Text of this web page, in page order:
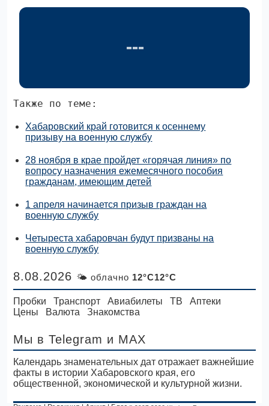
Также по теме:
Хабаровский край готовится к осеннему
призыву на военную службу
28 ноября в крае пройдет «горячая линия» по
вопросу назначения ежемесячного пособия
гражданам, имеющим детей
1 апреля начинается призыв граждан на
военную службу
Четыреста хабаровчан будут призваны на
военную службу
8.08.2026 🌤 облачно 12°C12°C
Пробки Транспорт Авиабилеты ТВ
Аптеки
Цены
Валюта Знакомства
Мы в Telegram и MAX
Календарь знаменательных дат отражает важнейшие
факты в истории Хабаровского края, его
общественной, экономической и культурной жизни.